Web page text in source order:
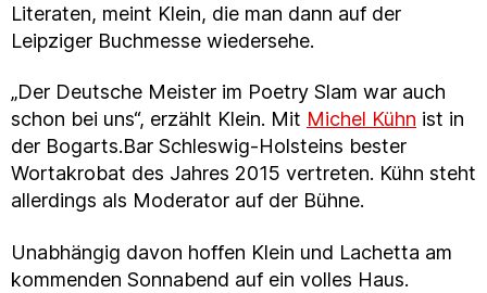
Literaten, meint Klein, die man dann auf der
Leipziger Buchmesse wiedersehe.
„Der Deutsche Meister im Poetry Slam war auch
schon bei uns“, erzählt Klein. Mit Michel Kühn ist in
der Bogarts.Bar Schleswig-Holsteins bester
Wortakrobat des Jahres 2015 vertreten. Kühn steht
allerdings als Moderator auf der Bühne.
Unabhängig davon hoffen Klein und Lachetta am
kommenden Sonnabend auf ein volles Haus.